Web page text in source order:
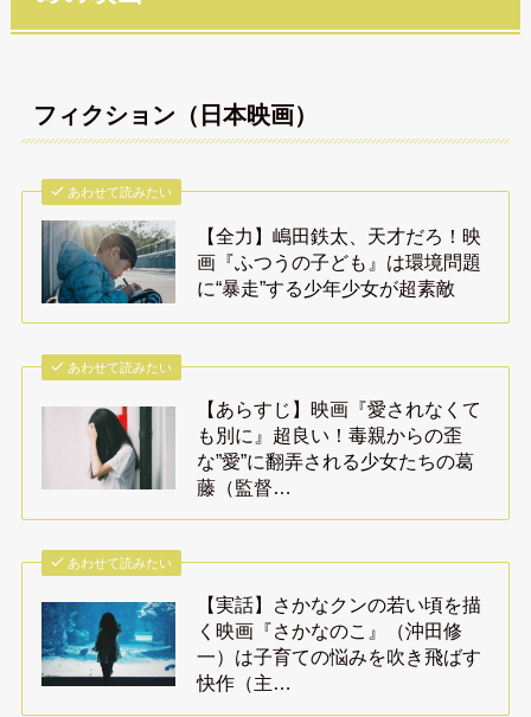
フィクション（日本映画）
あわせて読みたい
【全力】嶋田鉄太、天才だろ！映
画『ふつうの子ども』は環境問題
に“暴走”する少年少女が超素敵
あわせて読みたい
【あらすじ】映画『愛されなくて
も別に』超良い！毒親からの歪
な”愛”に翻弄される少女たちの葛
藤（監督…
あわせて読みたい
【実話】さかなクンの若い頃を描
く映画『さかなのこ』（沖田修
一）は子育ての悩みを吹き飛ばす
快作（主…